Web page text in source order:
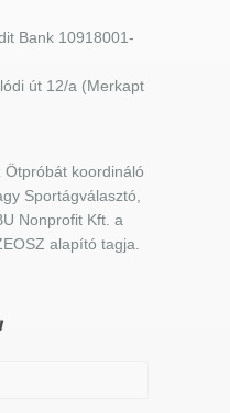
Bank 10918001-
út 12/a (Merkapt
Ötpróbát koordináló
Sportágválasztó,
Nonprofit Kft. a
alapító tagja.